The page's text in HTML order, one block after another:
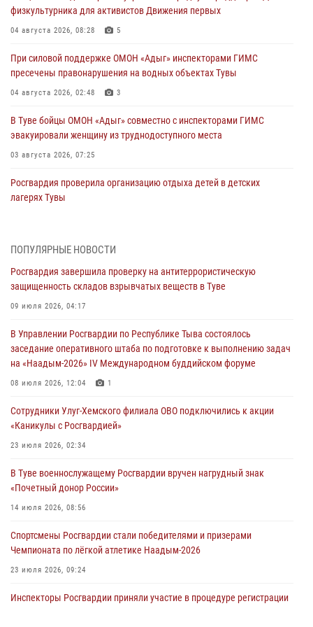
физкультурника для активистов Движения первых
04 августа 2026, 08:28 5
При силовой поддержке ОМОН «Адыг» инспекторами ГИМС
пресечены правонарушения на водных объектах Тувы
04 августа 2026, 02:48 3
В Туве бойцы ОМОН «Адыг» совместно с инспекторами ГИМС
эвакуировали женщину из труднодоступного места
03 августа 2026, 07:25
Росгвардия проверила организацию отдыха детей в детских
лагерях Тувы
Сотрудники вневедомственной охраны приняли участие в акции
29 июля 2026, 09:41
26 сигналов «Тревога» с автотранспортов отработали экипажи
29 июля 2026, 08:37 1
В Туве офицер Росгвардии подвела итоги юбилейного личного
забега
Росгвардеец стал бронзовым призером Чемпионата Тувы по
национальной игре - стрельбе из традиционного лука
ПОПУЛЯРНЫЕ НОВОСТИ
Росгвардия завершила проверку на антитеррористическую
защищенность складов взрывчатых веществ в Туве
09 июля 2026, 04:17
В Управлении Росгвардии по Республике Тыва состоялось
заседание оперативного штаба по подготовке к выполнению задач
на «Наадым-2026» IV Международном буддийском форуме
08 июля 2026, 12:04 1
Сотрудники Улуг-Хемского филиала ОВО подключились к акции
«Каникулы с Росгвардией»
23 июля 2026, 02:34
В Туве военнослужащему Росгвардии вручен нагрудный знак
«Почетный донор России»
14 июля 2026, 08:56
Спортсмены Росгвардии стали победителями и призерами
Чемпионата по лёгкой атлетике Наадым-2026
23 июля 2026, 09:24
Инспекторы Росгвардии приняли участие в процедуре регистрации